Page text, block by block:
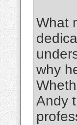
What
why
Andy